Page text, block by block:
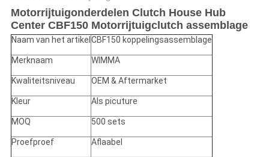
Motorrijtuigonderdelen Clutch House Hub
Center CBF150 Motorrijtuigclutch assemblage
Naam van het artikel CBF150 koppelingsassemblage
Merknaam WIMMA
Kwaliteitsniveau OEM & Aftermarket
Kleur Als picuture
MOQ 500 sets
Proefproef Aflaabel